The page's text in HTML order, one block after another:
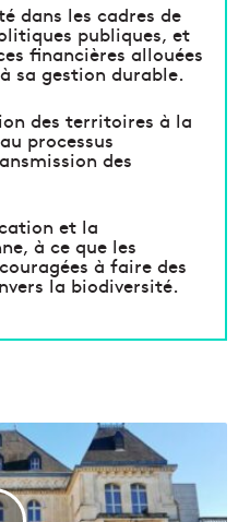
dans les cadres de
publiques, et
financières allouées
sa gestion durable.
des territoires à la
processus
des
et la
à ce que les
à faire des
la biodiversité.